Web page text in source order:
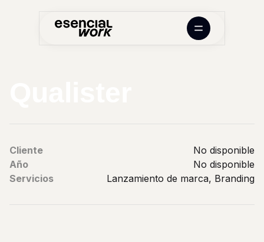
Cliente
No disponible
Año
No disponible
Servicios
Lanzamiento de marca, Branding